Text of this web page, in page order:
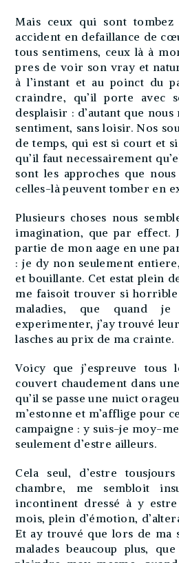
Mais ceux qui sont
accident en defaillance de
tous sentimens, ceux là à
pres de voir son vray et
à l’instant et au poinct du
craindre, qu’il porte avec
desplaisir : d’autant que
sentiment, sans loisir. Nos
de temps, qui est si court et
qu’il faut necessairement
sont les approches que
celles-là peuvent tomber en
Plusieurs choses nous
imagination, que par effect.
partie de mon aage en une
: je dy non seulement
et bouillante. Cet estat plein
me faisoit trouver si
maladies, que quand
experimenter, j’ay trouvé
lasches au prix de ma crainte.
Voicy que j’espreuve tous
couvert chaudement dans
qu’il se passe une nuict
m’estonne et m’afflige pour
campaigne : y suis-je moy-
seulement d’estre ailleurs.
Cela seul, d’estre
chambre, me sembloit
incontinent dressé à y
mois, plein d’émotion,
Et ay trouvé que lors de ma
malades beaucoup plus,